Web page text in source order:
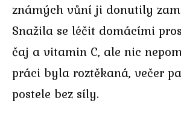
známých vůní ji donutily
Snažila se léčit domácími
čaj a vitamin C, ale nic
práci byla roztěkaná, večer
postele bez síly.